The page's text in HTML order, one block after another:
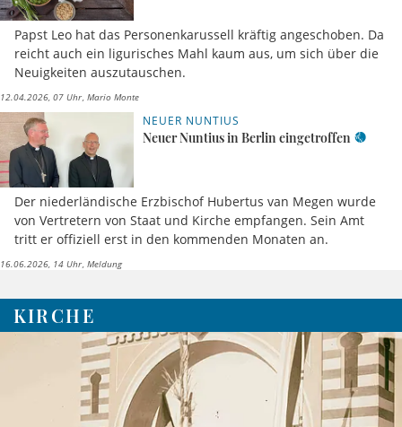
Papst Leo hat das Personenkarussell kräftig angeschoben. Da
reicht auch ein ligurisches Mahl kaum aus, um sich über die
Neuigkeiten auszutauschen.
12.04.2026, 07 Uhr Mario Monte
NEUER NUNTIUS
Neuer Nuntius in Berlin eingetroffen
Der niederländische Erzbischof Hubertus van Megen wurde
von Vertretern von Staat und Kirche empfangen. Sein Amt
tritt er offiziell erst in den kommenden Monaten an.
16.06.2026, 14 Uhr Meldung
KIRCHE